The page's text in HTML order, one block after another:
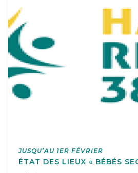
JUSQU’AU 1ER FÉVRIER
ÉTAT DES LIEUX « BÉBÉS